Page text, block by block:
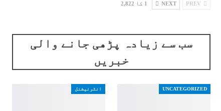
NEXT 1 کا 2,822
سب سے زیادہ پڑھی جانے والی
خبریں
UNCATEGORIZED انٹرنیشنل